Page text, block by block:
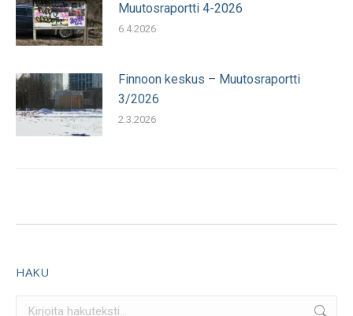
Muutosraportti 4-2026
6.4.2026
Finnoon keskus – Muutosraportti
3/2026
2.3.2026
HAKU